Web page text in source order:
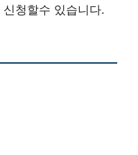
청할수 있습니다.